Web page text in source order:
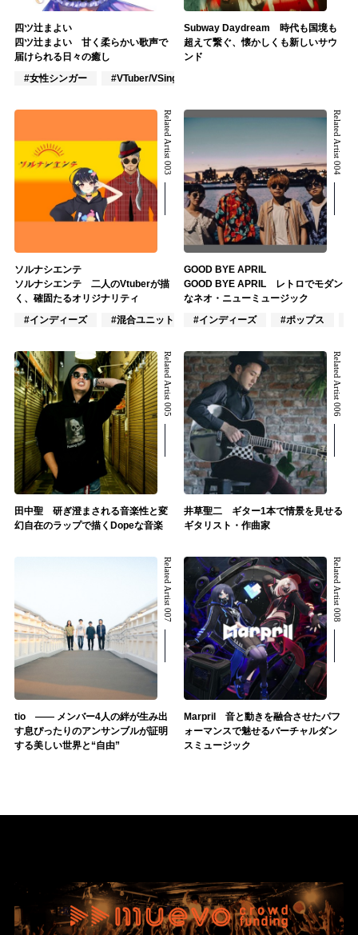
四ツ辻まよい
四ツ辻まよい 甘く柔らかい歌声で
届けられる日々の癒し
#女性シンガー
#VTuber/VSinger
Subway Daydream 時代も国境も
超えて繋ぐ、懐かしくも新しいサウ
ンド
Related Artist 003
ソルナシエンテ
ソルナシエンテ 二人のVtuberが描
く、確固たるオリジナリティ
#インディーズ
#混合ユニット #ラッパー
Related Artist 004
GOOD BYE APRIL
GOOD BYE APRIL レトロでモダン
なネオ・ニューミュージック
#インディーズ
#ポップス
Related Artist 005
田中聖 研ぎ澄まされる音楽性と変
幻自在のラップで描くDopeな音楽
Related Artist 006
井草聖二 ギター1本で情景を見せる
ギタリスト・作曲家
Related Artist 007
tio ―― メンバー4人の絆が生み出
す息ぴったりのアンサンブルが証明
する美しい世界と“自由”
Related Artist 008
Marpril 音と動きを融合させたパフ
ォーマンスで魅せるバーチャルダン
スミュージック